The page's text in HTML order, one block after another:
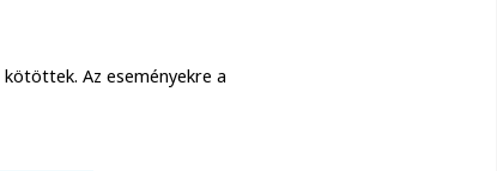
Az eseményekre a